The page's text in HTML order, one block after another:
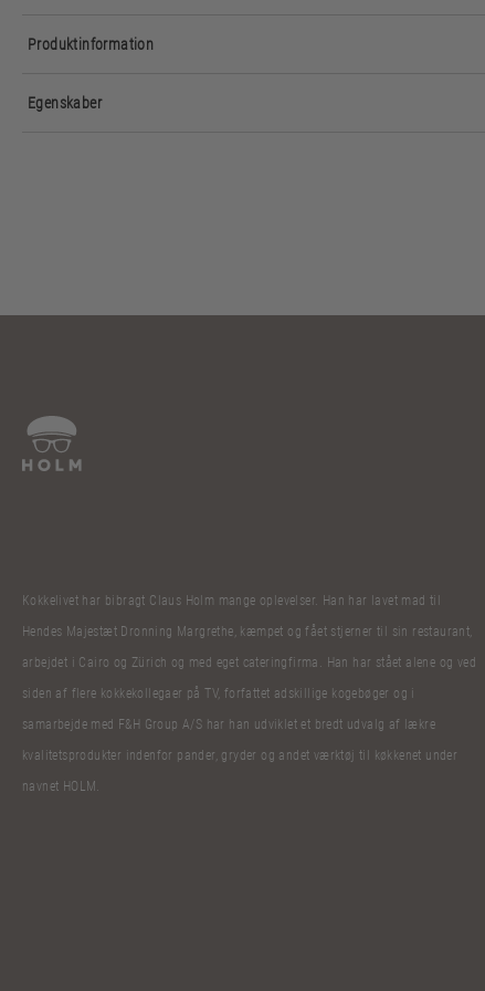
Egenskaber
Produktinformation
Kokkelivet har bibragt Claus Holm mange oplevelser. Han har lavet mad til
Hendes Majestæt Dronning Margrethe, kæmpet og fået stjerner til sin restaurant,
arbejdet i Cairo og Zürich og med eget cateringfirma. Han har stået alene og ved
siden af flere kokkekollegaer på TV, forfattet adskillige kogebøger og i
samarbejde med F&H Group A/S har han udviklet et bredt udvalg af lækre
kvalitetsprodukter indenfor pander, gryder og andet værktøj til køkkenet under
navnet HOLM.